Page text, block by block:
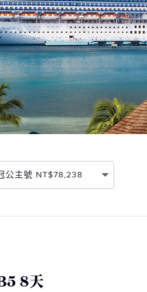
公主號 NT$78,238
8天